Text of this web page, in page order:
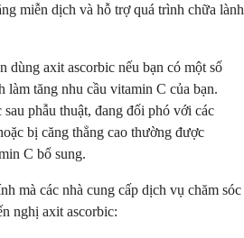
miễn dịch và hỗ trợ quá trình chữa lành
dùng axit ascorbic nếu bạn có một số
làm tăng nhu cầu vitamin C của bạn.
phẫu thuật, đang đối phó với các
bị căng thẳng cao thường được
C bổ sung.
mà các nhà cung cấp dịch vụ chăm sóc
nghị axit ascorbic: